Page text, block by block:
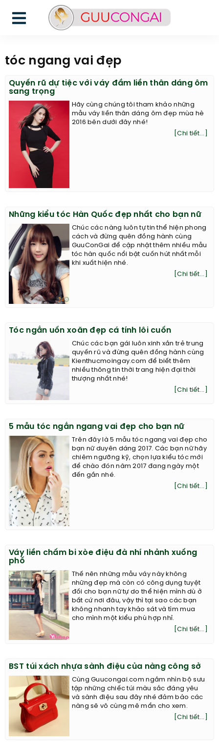
tóc ngang vai đẹp
Quyến rũ dự tiệc với váy đầm liền thân dáng ôm
sang trọng
Hãy cùng chúng tôi tham khảo những
mẫu váy liền thân dáng ôm đẹp mùa hè
2016 bên dưới đây nhé!
[Chi tiết...]
Những kiểu tóc Hàn Quốc đẹp nhất cho bạn nữ
Chúc các nàng luôn tự tin thể hiện phong
cách và đừng quên đồng hành cùng
GuuConGai để cập nhật thêm nhiều mẫu
tóc hàn quốc nổi bật cuốn hút nhất mỗi
khi xuất hiện nhé.
[Chi tiết...]
Tóc ngắn uốn xoăn đẹp cá tính lôi cuốn
Chúc các bạn gái luôn xinh xắn trẻ trung
quyến rũ và đừng quên đồng hành cùng
Kienthucmoingay.com để biết thêm
nhiều thông tin thời trang hiện đại thời
thượng nhất nhé!
[Chi tiết...]
5 mẫu tóc ngắn ngang vai đẹp cho bạn nữ
Trên đây là 5 mẫu tóc ngang vai đẹp cho
bạn nữ duyên dáng 2017. Các bạn nữ hãy
chiêm ngưỡng kỹ, chọn lựa kiểu tóc mới
để chào đón năm 2017 đang ngày một
đến gần nhé.
[Chi tiết...]
Váy liền chấm bi xòe điệu đà nhí nhảnh xuống
phố
Thế nên những mẫu váy này không
những đẹp mà còn có công dụng tuyệt
đối cho bạn nữ tự do thể hiện mình dù ở
bất cứ nơi đâu, vậy thì tại sao các bạn
không nhanh tay khảo sát và tìm mua
cho mình một kiểu phù hợp nhỉ.
[Chi tiết...]
BST túi xách nhựa sành điệu của nàng công sở
Cùng Guucongai.com ngắm nhìn bộ sưu
tập những chiếc túi màu sắc đáng yêu
và sành điệu sau đây nhé đảm bảo các
nàng sẽ vô cùng mê mẩn cho xem.
[Chi tiết...]